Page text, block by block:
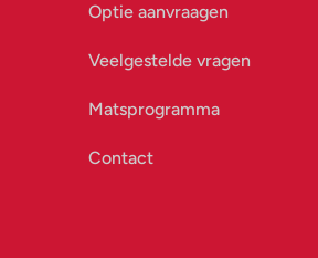
Optie aanvraagen
Veelgestelde vragen
Matsprogramma
Contact